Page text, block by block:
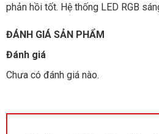
‌phản‌ ‌hồi‌ ‌tốt.‌ ‌Hệ‌ thống‌ ‌LED‌ ‌RGB‌
ĐÁNH GIÁ SẢN PHẨM
Đánh giá
Chưa có đánh giá nào.